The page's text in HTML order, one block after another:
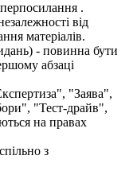
.
від
матеріалів.
- повинна бути
абзаці
"Заява",
"Тест-драйв",
на правах
з